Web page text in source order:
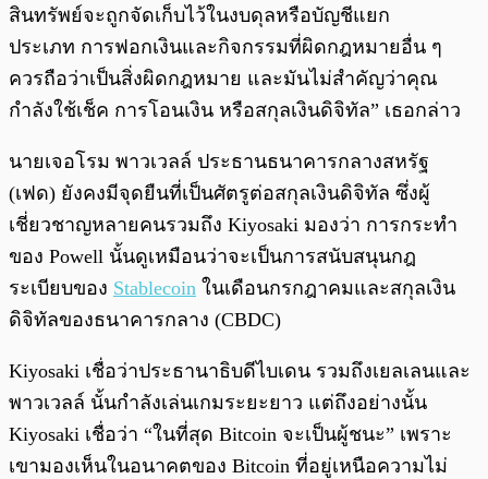
สินทรัพย์จะถูกจัดเก็บไว้ในงบดุลหรือบัญชีแยก
ประเภท การฟอกเงินและกิจกรรมที่ผิดกฎหมายอื่น ๆ
ควรถือว่าเป็นสิ่งผิดกฎหมาย และมันไม่สำคัญว่าคุณ
กำลังใช้เช็ค การโอนเงิน หรือสกุลเงินดิจิทัล” เธอกล่าว
นายเจอโรม พาวเวลล์ ประธานธนาคารกลางสหรัฐ
(เฟด) ยังคงมีจุดยืนที่เป็นศัตรูต่อสกุลเงินดิจิทัล ซึ่งผู้
เชี่ยวชาญหลายคนรวมถึง Kiyosaki มองว่า การกระทำ
ของ Powell นั้นดูเหมือนว่าจะเป็นการสนับสนุนกฎ
ระเบียบของ Stablecoin ในเดือนกรกฎาคมและสกุลเงิน
ดิจิทัลของธนาคารกลาง (CBDC)
Kiyosaki เชื่อว่าประธานาธิบดีไบเดน รวมถึงเยลเลนและ
พาวเวลล์ นั้นกำลังเล่นเกมระยะยาว แต่ถึงอย่างนั้น
Kiyosaki เชื่อว่า “ในที่สุด Bitcoin จะเป็นผู้ชนะ” เพราะ
เขามองเห็นในอนาคตของ Bitcoin ที่อยู่เหนือความไม่